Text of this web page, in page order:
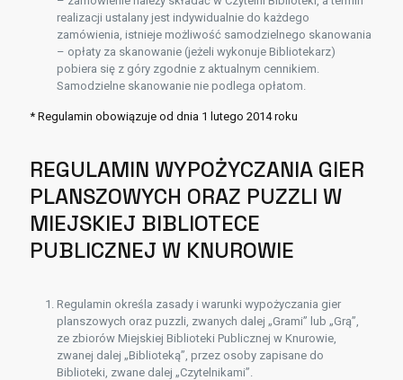
realizacji ustalany jest indywidualnie do każdego
zamówienia, istnieje możliwość samodzielnego skanowania
– opłaty za skanowanie (jeżeli wykonuje Bibliotekarz)
pobiera się z góry zgodnie z aktualnym cennikiem.
Samodzielne skanowanie nie podlega opłatom.
* Regulamin obowiązuje od dnia 1 lutego 2014 roku
REGULAMIN WYPOŻYCZANIA GIER
PLANSZOWYCH ORAZ PUZZLI W
MIEJSKIEJ BIBLIOTECE
PUBLICZNEJ W KNUROWIE
Regulamin określa zasady i warunki wypożyczania gier
planszowych oraz puzzli, zwanych dalej „Grami” lub „Grą”,
ze zbiorów Miejskiej Biblioteki Publicznej w Knurowie,
zwanej dalej „Biblioteką”, przez osoby zapisane do
Biblioteki, zwane dalej „Czytelnikami”.